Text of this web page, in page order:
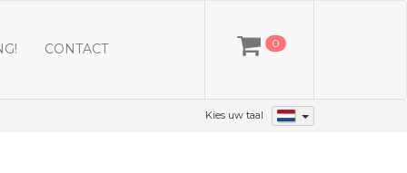
CONTACT 0
Kies uw taal